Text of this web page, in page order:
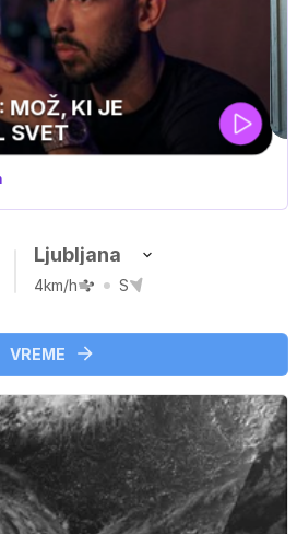
Ljubljana
4km/h S
VREME